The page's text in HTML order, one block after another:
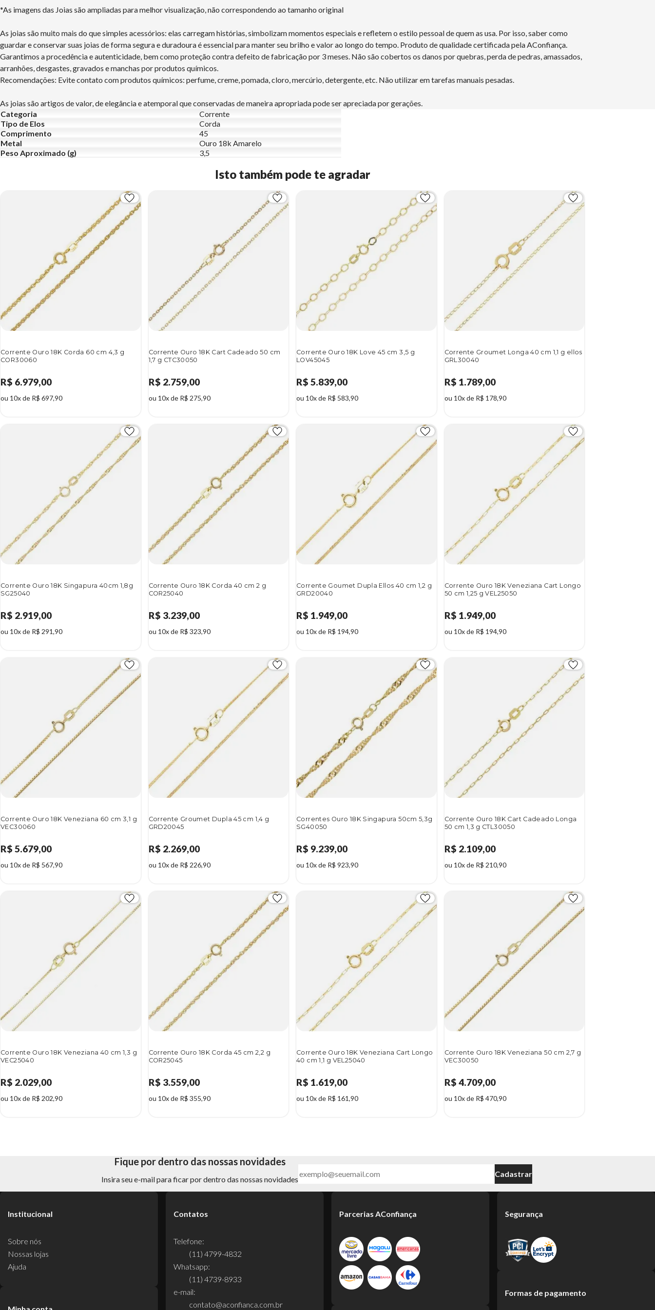
*As imagens das Joias são ampliadas para melhor visualização, não correspondendo ao tamanho original
As joias são muito mais do que simples acessórios: elas carregam histórias, simbolizam momentos especiais e refletem o estilo pessoal de quem as usa. Por isso, saber como
guardar e conservar suas joias de forma segura e duradoura é essencial para manter seu brilho e valor ao longo do tempo. Produto de qualidade certificada pela AConfiança.
Garantimos a procedência e autenticidade, bem como proteção contra defeito de fabricação por 3 meses. Não são cobertos os danos por quebras, perda de pedras, amassados,
arranhões, desgastes, gravados e manchas por produtos químicos.
Recomendações: Evite contato com produtos químicos: perfume, creme, pomada, cloro, mercúrio, detergente, etc. Não utilizar em tarefas manuais pesadas.
As joias são artigos de valor, de elegância e atemporal que conservadas de maneira apropriada pode ser apreciada por gerações.
Categoria
Corrente
Tipo de Elos
Corda
Comprimento
45
Metal
Ouro 18k Amarelo
Peso Aproximado (g)
3,5
Isto também pode te agradar
Corrente Ouro 18K Corda 60 cm 4,3 g
COR30060
R$ 6.979,00
ou 10x de R$ 697,90
Corrente Ouro 18K Cart Cadeado 50 cm
1,7 g CTC30050
R$ 2.759,00
ou 10x de R$ 275,90
Corrente Ouro 18K Love 45 cm 3,5 g
LOV45045
R$ 5.839,00
ou 10x de R$ 583,90
Corrente Groumet Longa 40 cm 1,1 g ellos
GRL30040
R$ 1.789,00
ou 10x de R$ 178,90
Corrente Ouro 18K Singapura 40cm 1,8g
SG25040
R$ 2.919,00
ou 10x de R$ 291,90
Corrente Ouro 18K Corda 40 cm 2 g
COR25040
R$ 3.239,00
ou 10x de R$ 323,90
Corrente Goumet Dupla Ellos 40 cm 1,2 g
GRD20040
R$ 1.949,00
ou 10x de R$ 194,90
Corrente Ouro 18K Veneziana Cart Longo
50 cm 1,25 g VEL25050
R$ 1.949,00
ou 10x de R$ 194,90
Corrente Ouro 18K Veneziana 60 cm 3,1 g
VEC30060
R$ 5.679,00
ou 10x de R$ 567,90
Corrente Groumet Dupla 45 cm 1,4 g
GRD20045
R$ 2.269,00
ou 10x de R$ 226,90
Correntes Ouro 18K Singapura 50cm 5,3g
SG40050
R$ 9.239,00
ou 10x de R$ 923,90
Corrente Ouro 18K Cart Cadeado Longa
50 cm 1,3 g CTL30050
R$ 2.109,00
ou 10x de R$ 210,90
Corrente Ouro 18K Veneziana 40 cm 1,3 g
VEC25040
R$ 2.029,00
ou 10x de R$ 202,90
Corrente Ouro 18K Corda 45 cm 2,2 g
COR25045
R$ 3.559,00
ou 10x de R$ 355,90
Corrente Ouro 18K Veneziana Cart Longo
40 cm 1,1 g VEL25040
R$ 1.619,00
ou 10x de R$ 161,90
Corrente Ouro 18K Veneziana 50 cm 2,7 g
VEC30050
R$ 4.709,00
ou 10x de R$ 470,90
Fique por dentro das nossas novidades
Insira seu e-mail para ficar por dentro das nossas novidades
Cadastrar
Institucional
Sobre nós
Nossas lojas
Ajuda
Contatos
Telefone:
(11) 4799-4832
Whatsapp:
(11) 4739-8933
e-mail:
contato@aconfianca.com.br
Parcerias AConfiança Segurança
Formas de pagamento